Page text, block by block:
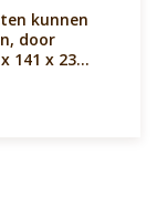
kunnen
door
141 x 23
in bundels